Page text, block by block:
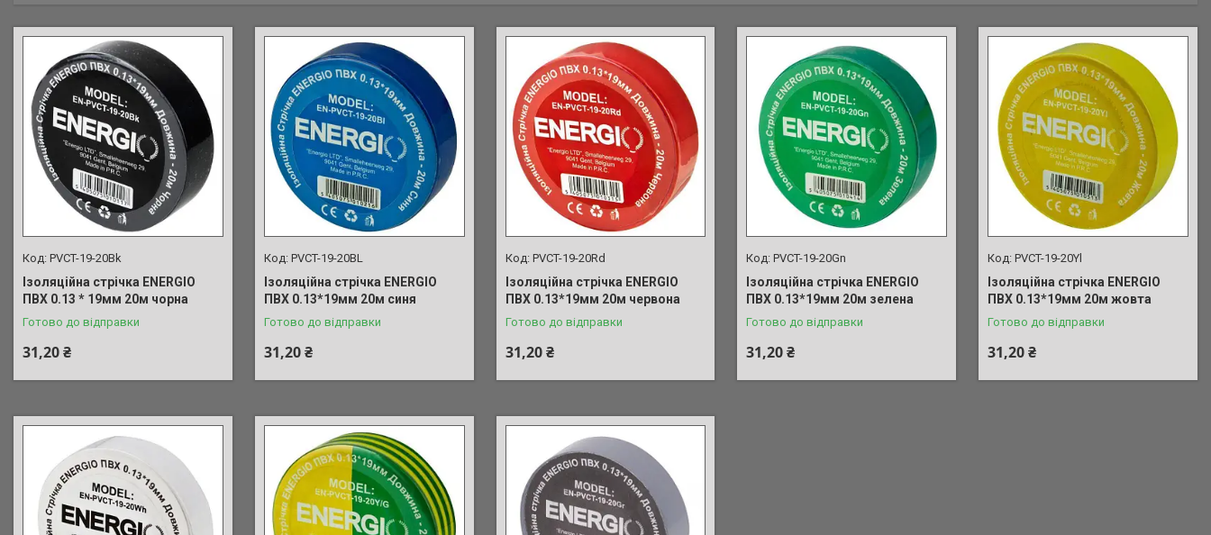
PVCT-19-20Bk
Ізоляційна стрічка ENERGIO
ПВХ 0.13 * 19мм 20м чорна
Готово до відправки
31,20 ₴
PVCT-19-20BL
Ізоляційна стрічка ENERGIO
ПВХ 0.13*19мм 20м синя
Готово до відправки
31,20 ₴
PVCT-19-20Rd
Ізоляційна стрічка ENERGIO
ПВХ 0.13*19мм 20м червона
Готово до відправки
31,20 ₴
PVCT-19-20Gn
Ізоляційна стрічка ENERGIO
ПВХ 0.13*19мм 20м зелена
Готово до відправки
31,20 ₴
PVCT-19-20Yl
Ізоляційна стрічка ENERGIO
ПВХ 0.13*19мм 20м жовта
Готово до відправки
31,20 ₴